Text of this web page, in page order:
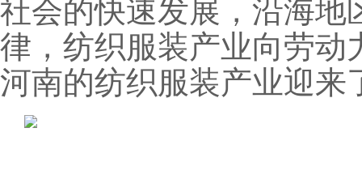
社会的快速发展，沿海地
律，纺织服装产业向劳动
河南的纺织服装产业迎来